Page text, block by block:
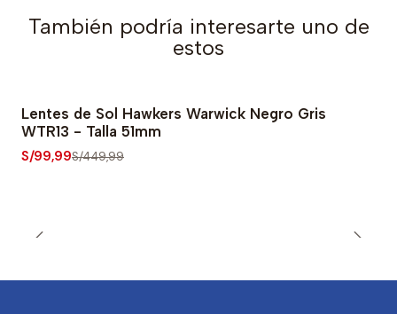
También podría interesarte uno de
estos
-78% OFF
Lentes de Sol Hawkers Warwick Negro Gris
WTR13 - Talla 51mm
S/99,99S/449,99